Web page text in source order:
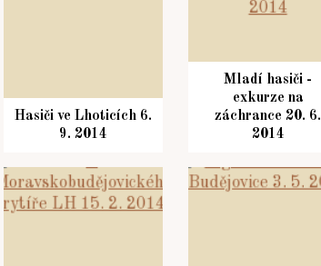
Hasiči ve Lhoticích 6.
9. 2014
Mladí hasiči -
exkurze na
záchrance 20. 6.
2014